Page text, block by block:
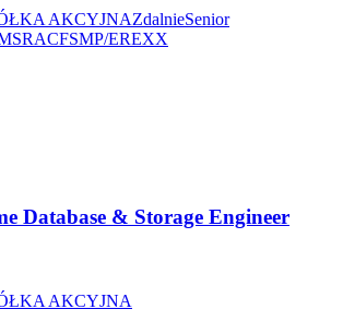
AKCYJNAZdalnieSenior
RACFSMP/EREXX
Database & Storage Engineer
AKCYJNA